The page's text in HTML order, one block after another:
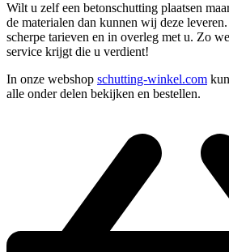
Wilt u zelf een betonschutting plaatsen
de materialen dan kunnen wij deze
scherpe tarieven en in overleg met u. Zo
service krijgt die u verdient!
In onze webshop schutting-winkel.com
alle onder delen bekijken en bestellen.